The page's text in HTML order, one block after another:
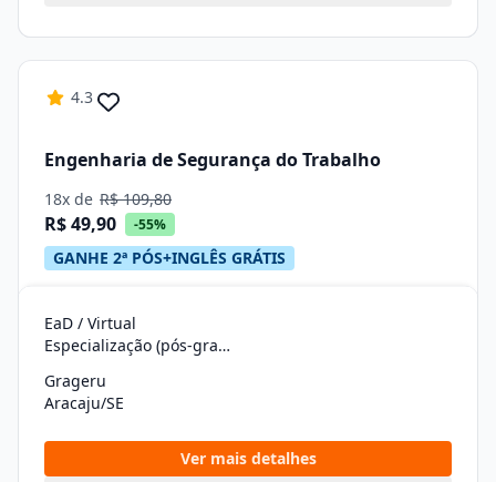
4.3
Engenharia de Segurança do Trabalho
18x de R$ 109,80
R$ 49,90 -55%
GANHE 2ª PÓS+INGLÊS GRÁTIS
EaD / Virtual
Especialização (pós-graduação)
Grageru
Aracaju/SE
Ver mais detalhes